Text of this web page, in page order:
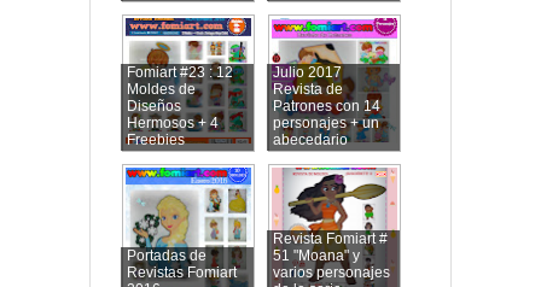
Fomiart #23 : 12
Moldes de
Diseños
Hermosos + 4
Freebies
Julio 2017
Revista de
Patrones con 14
personajes + un
abecedario
Portadas de
Revistas Fomiart
Revista Fomiart #
51 "Moana" y
varios personajes